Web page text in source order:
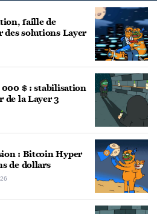
faille de
des solutions Layer
000 $ : stabilisation
de la Layer 3
: Bitcoin Hyper
de dollars